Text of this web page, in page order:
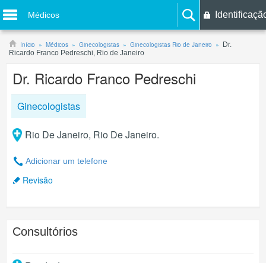
Médicos
Início Médicos Ginecologistas Ginecologistas Rio de Janeiro
Dr.
Ricardo Franco Pedreschi, Rio de Janeiro
Dr. Ricardo Franco Pedreschi
Ginecologistas
Rio De Janeiro, Rio De Janeiro.
Adicionar um telefone
Revisão
Consultórios